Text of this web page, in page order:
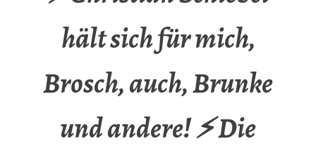
hält sich für mich,
Brosch, auch, Brunke
und andere! ⚡ Die